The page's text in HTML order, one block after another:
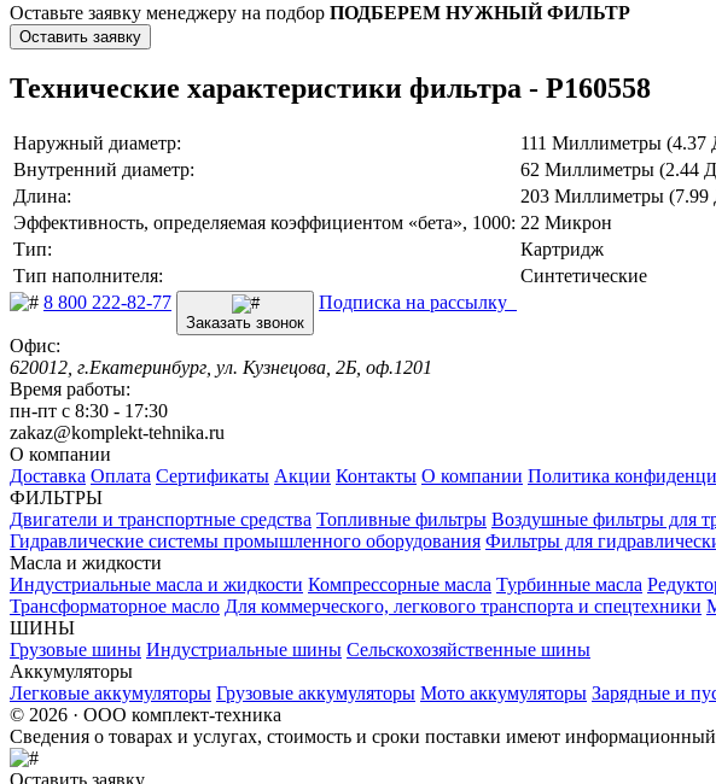
Оставьте заявку менеджеру на подбор ПОДБЕРЕМ НУЖНЫЙ ФИЛЬТР
Оставить заявку
Технические характеристики фильтра - P160558
Наружный диаметр:
111 Миллиметры
Внутренний диаметр:
62 Миллиметры (2.44
Длина:
203 Миллиметры
Эффективность, определяемая коэффициентом «бета», 1000: 22 Микрон
Тип:
Картридж
Тип наполнителя:
Синтетические
8 800 222-82-77
Заказать звонок
Подписка на рассылку
Офис:
620012, г.Екатеринбург, ул. Кузнецова, 2Б, оф.1201
Время работы:
пн-пт с 8:30 - 17:30
zakaz@komplekt-tehnika.ru
О компании
Доставка Оплата Сертификаты Акции Контакты О компании Политика
ФИЛЬТРЫ
Двигатели и транспортные средства Топливные фильтры Воздушные фильтры для
Гидравлические системы промышленного оборудования Фильтры для
Масла и жидкости
Индустриальные масла и жидкости Компрессорные масла Турбинные масла
Трансформаторное масло Для коммерческого, легкового транспорта и спецтехники
ШИНЫ
Грузовые шины Индустриальные шины Сельскохозяйственные шины
Аккумуляторы
Легковые аккумуляторы Грузовые аккумуляторы Мото аккумуляторы Зарядные и
© 2026 · ООО комплект-техника
Сведения о товарах и услугах, стоимость и сроки поставки имеют